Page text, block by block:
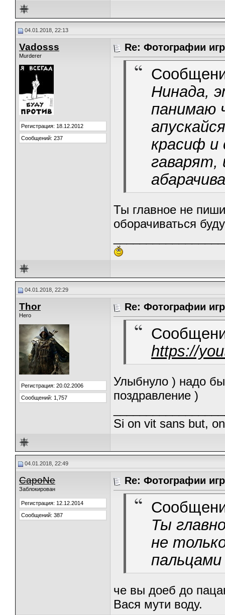
04.01.2018, 22:13
Vadosss
Murderer
Регистрация: 18.12.2012
Сообщений: 237
Re: Фотографии
Нинада,
панимаю
красиф
гаварят,
Ты главное не
оборачиваться
04.01.2018, 22:29
Thor
Hero
Регистрация: 20.02.2006
Сообщений: 1,757
Re: Фотографии
https://
Улыбнуло ) надо
поздравление )
Si on vit sans but,
04.01.2018, 22:49
CapoNe
Заблокирован
Регистрация: 12.12.2014
Сообщений: 387
Re: Фотографии
Ты
не
че вы доеб до
Вася мути воду.